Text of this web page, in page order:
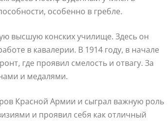
особенно в гребле.
высшую конских училище. Здесь он
в кавалерии. В 1914 году, в начале
где проявил смелость и отвагу. За
и медалями.
Красной Армии и сыграл важную роль
и проявил себя как отличный